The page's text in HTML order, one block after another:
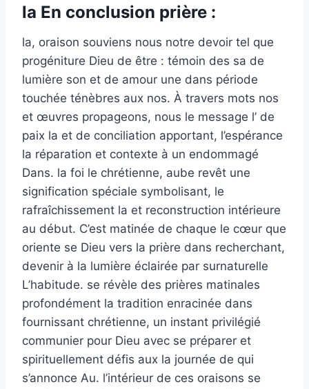
la En conclusion prière :
la, oraison souviens nous notre devoir tel que
progéniture Dieu de être : témoin des sa de
lumière son et de amour une dans période
touchée ténèbres aux nos. À travers mots nos
et œuvres propageons, nous le message l’ de
paix la et de conciliation apportant, l’espérance
la réparation et contexte à un endommagé
Dans. la foi le chrétienne, aube revêt une
signification spéciale symbolisant, le
rafraîchissement la et reconstruction intérieure
au début. C’est matinée de chaque le cœur que
oriente se Dieu vers la prière dans recherchant,
devenir à la lumière éclairée par surnaturelle
L’habitude. se révèle des prières matinales
profondément la tradition enracinée dans
fournissant chrétienne, un instant privilégié
communier pour Dieu avec se préparer et
spirituellement défis aux la journée de qui
s’annonce Au. l’intérieur de ces oraisons se